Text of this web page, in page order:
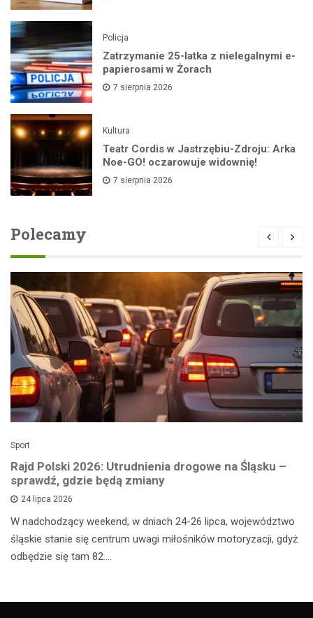
Policja
Zatrzymanie 25-latka z nielegalnymi e-
papierosami w Żorach
7 sierpnia 2026
Kultura
Teatr Cordis w Jastrzębiu-Zdroju: Arka
Noe-GO! oczarowuje widownię!
7 sierpnia 2026
Polecamy
Sport
Rajd Polski 2026: Utrudnienia drogowe na Śląsku –
sprawdź, gdzie będą zmiany
24 lipca 2026
W nadchodzący weekend, w dniach 24-26 lipca, województwo
śląskie stanie się centrum uwagi miłośników motoryzacji, gdyż
odbędzie się tam 82.…